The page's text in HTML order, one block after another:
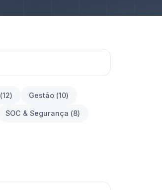
(12) Gestão (10)
SOC & Segurança (8)